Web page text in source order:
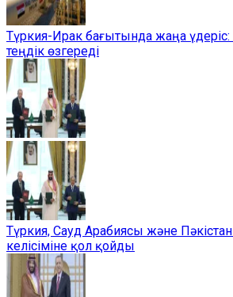
Түркия-Ирак бағытында жаңа
теңдік өзгереді
Түркия, Сауд Арабиясы және
келісіміне қол қойды